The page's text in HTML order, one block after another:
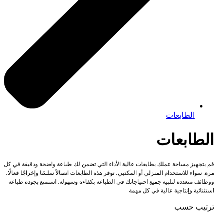
الطابعات
الطابعات
قم بتجهيز مساحة عملك بطابعات عالية الأداء التي تضمن لك طباعة واضحة ودقيقة في كل
مرة. سواء للاستخدام المنزلي أو المكتبي، توفر هذه الطابعات اتصالاً سلسًا وإخراجًا فعالًا،
ووظائف متعددة لتلبية جميع احتياجاتك في الطباعة بكفاءة وسهولة. استمتع بجودة طباعة
استثنائية وإنتاجية عالية في كل مهمة
ترتيب حسب